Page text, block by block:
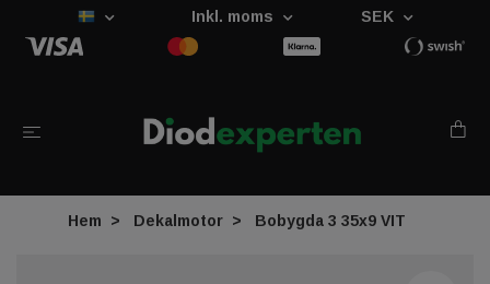
Inkl. moms SEK
Hem Dekalmotor Bobygda 3 35x9 VIT